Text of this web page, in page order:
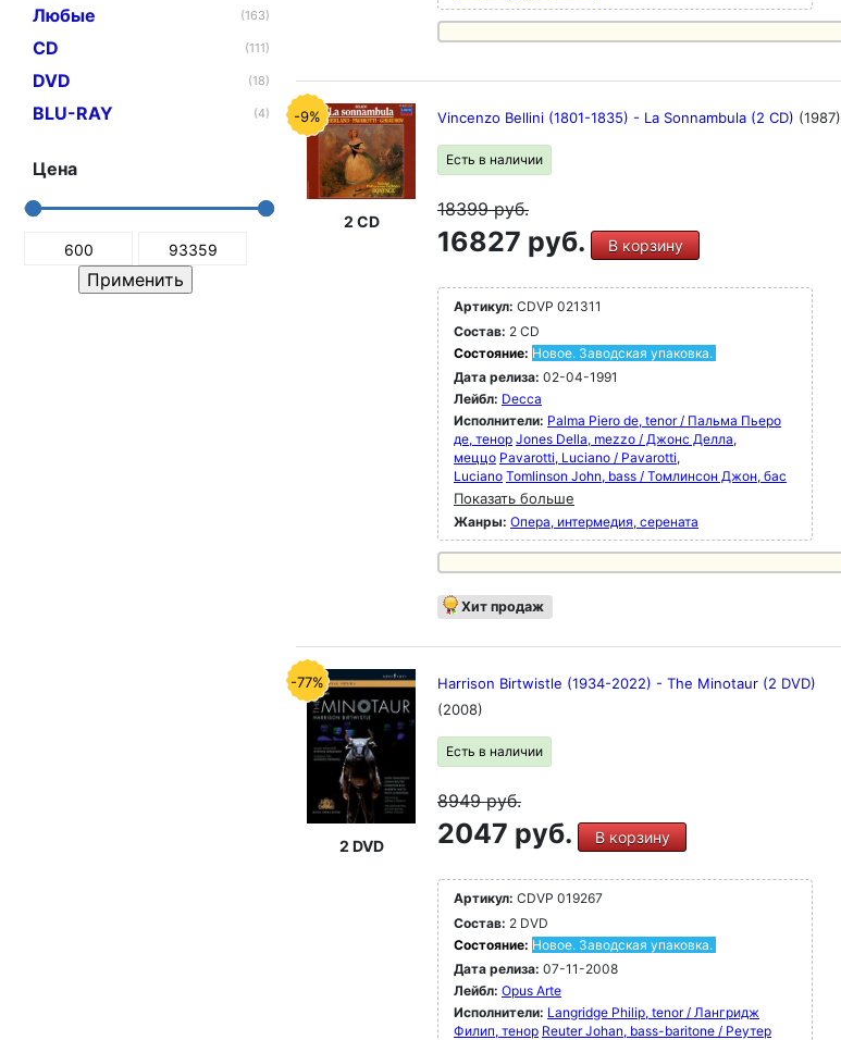
Любые
(163)
CD (111)
DVD (18)
BLU-RAY (4)
Цена
-9%
2 CD
Vincenzo Bellini (1801-1835) - La Sonnambula (2 CD) (1987)
Есть в наличии
18399руб.
16827 руб. В корзину
Артикул: CDVP 021311
Состав: 2 CD
Состояние: Новое. Заводская упаковка.
Дата релиза: 02-04-1991
Лейбл: Decca
Исполнители: Palma Piero de, tenor / Пальма Пьеро
де, тенор Jones Della, mezzo / Джонс Делла,
меццо Pavarotti, Luciano / Pavarotti,
Luciano Tomlinson John, bass / Томлинсон Джон, бас
Показать больше
Жанры: Опера, интермедия, серената
Хит продаж
-77%
2 DVD
Harrison Birtwistle (1934-2022) - The Minotaur (2 DVD)
(2008)
Есть в наличии
8949руб.
2047 руб. В корзину
Артикул: CDVP 019267
Состав: 2 DVD
Состояние: Новое. Заводская упаковка.
Дата релиза: 07-11-2008
Лейбл: Opus Arte
Исполнители: Langridge Philip, tenor / Лангридж
Филип, тенор Reuter Johan, bass-baritone / Реутер